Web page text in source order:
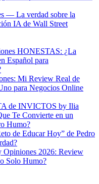
— La verdad sobre la
IA de Wall Street
HONESTAS: ¿La
Español para
Mi Review Real de
para Negocios Online
de INVICTOS by Ilia
Te Convierte en un
Humo?
de Educar Hoy” de Pedro
Opiniones 2026: Review
Solo Humo?